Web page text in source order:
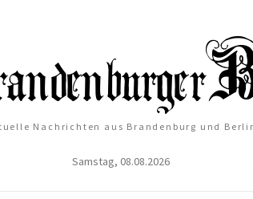
Nachrichten aus Brandenburg und
Samstag, 08.08.2026